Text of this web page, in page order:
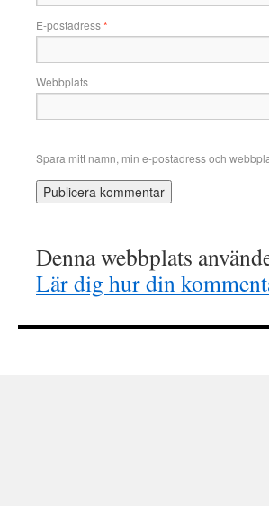
E-postadress*
Webbplats
Spara mitt namn, min e-postadress och
Denna webbplats
Lär dig hur din